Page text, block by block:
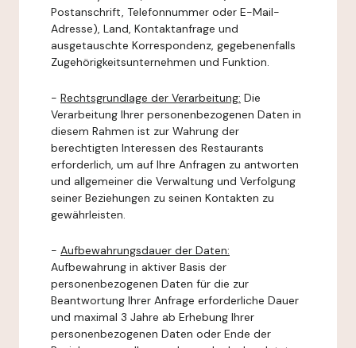
Postanschrift, Telefonnummer oder E-Mail-
Adresse), Land, Kontaktanfrage und
ausgetauschte Korrespondenz, gegebenenfalls
Zugehörigkeitsunternehmen und Funktion.
- Rechtsgrundlage der Verarbeitung: Die
Verarbeitung Ihrer personenbezogenen Daten in
diesem Rahmen ist zur Wahrung der
berechtigten Interessen des Restaurants
erforderlich, um auf Ihre Anfragen zu antworten
und allgemeiner die Verwaltung und Verfolgung
seiner Beziehungen zu seinen Kontakten zu
gewährleisten.
- Aufbewahrungsdauer der Daten:
Aufbewahrung in aktiver Basis der
personenbezogenen Daten für die zur
Beantwortung Ihrer Anfrage erforderliche Dauer
und maximal 3 Jahre ab Erhebung Ihrer
personenbezogenen Daten oder Ende der